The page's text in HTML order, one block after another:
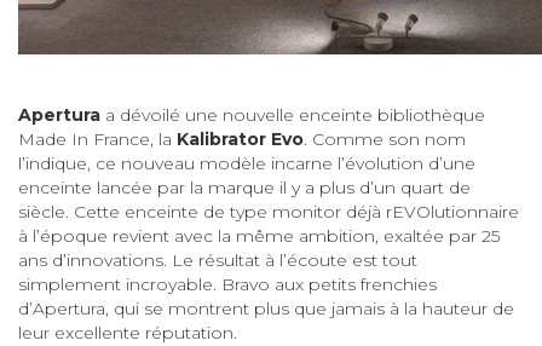
Apertura a dévoilé une nouvelle enceinte bibliothèque
Made In France, la Kalibrator Evo. Comme son nom
l’indique, ce nouveau modèle incarne l’évolution d’une
enceinte lancée par la marque il y a plus d’un quart de
siècle. Cette enceinte de type monitor déjà rEVOlutionnaire
à l’époque revient avec la même ambition, exaltée par 25
ans d’innovations. Le résultat à l’écoute est tout
simplement incroyable. Bravo aux petits frenchies
d’Apertura, qui se montrent plus que jamais à la hauteur de
leur excellente réputation.